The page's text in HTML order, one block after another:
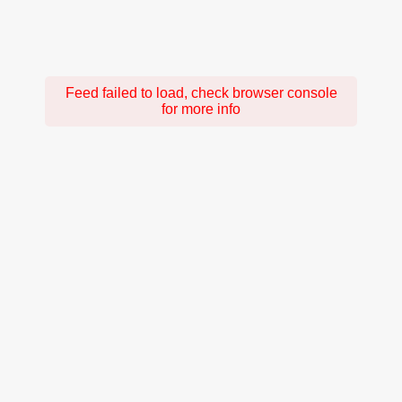
Feed failed to load, check browser console
for more info